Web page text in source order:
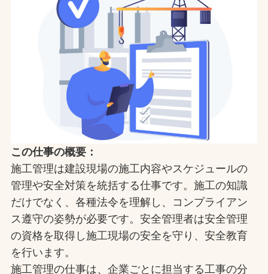
この仕事の概要：
施工管理は建設現場の施工内容やスケジュールの
管理や安全対策を統括する仕事です。施工の知識
だけでなく、各種法令を理解し、コンプライアン
ス遵守の姿勢が必要です。安全管理者は安全管理
の資格を取得し施工現場の安全を守り、安全教育
を行います。
施工管理の仕事は、企業ごとに担当する工事の分